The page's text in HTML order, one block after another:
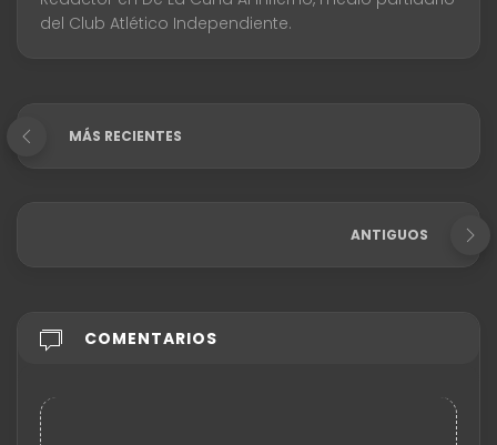
del Club Atlético Independiente.
MÁS RECIENTES
ANTIGUOS
COMENTARIOS